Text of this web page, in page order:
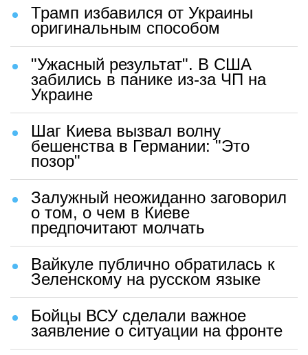
Трамп избавился от Украины
оригинальным способом
"Ужасный результат". В США
забились в панике из-за ЧП на
Украине
Шаг Киева вызвал волну
бешенства в Германии: "Это
позор"
Залужный неожиданно заговорил
о том, о чем в Киеве
предпочитают молчать
Вайкуле публично обратилась к
Зеленскому на русском языке
Бойцы ВСУ сделали важное
заявление о ситуации на фронте